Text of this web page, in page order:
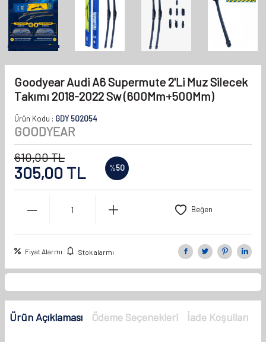
Goodyear Audi A6 Supermute 2'Li Muz Silecek
Takımı 2018-2022 Sw (600Mm+500Mm)
Ürün Kodu : GDY 502054
GOODYEAR
610,00TL
305,00 TL %50
Beğen
Fiyat Alarmı Stok alarmı
Ürün Açıklaması Ödeme Seçenekleri İade Koşulları